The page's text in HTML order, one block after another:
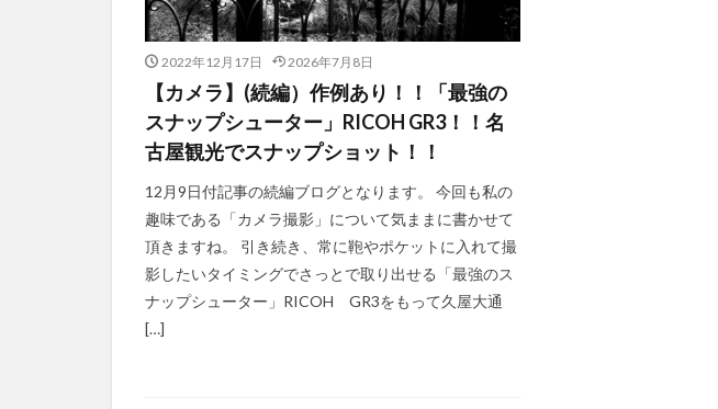
2022年12月17日 2026年7月8日
【カメラ】(続編）作例あり！！「最強の
スナップシューター」RICOH GR3！！名
古屋観光でスナップショット！！
12月9日付記事の続編ブログとなります。 今回も私の
趣味である「カメラ撮影」について気ままに書かせて
頂きますね。 引き続き、常に鞄やポケットに入れて撮
影したいタイミングでさっとで取り出せる「最強のス
ナップシューター」RICOH GR3をもって久屋大通
[…]